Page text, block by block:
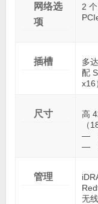
网络选
项
2
插槽
多
配
x16
尺寸
高
（
—
—
管理
无